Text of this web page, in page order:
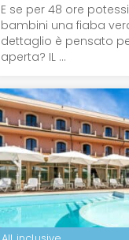
E se per 48 ore
bambini una fiaba
dettaglio è pensato
aperta? IL ...